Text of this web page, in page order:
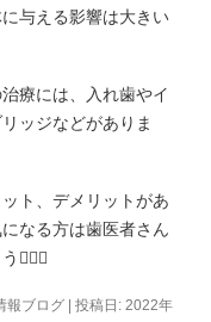
与える影響は大きい
療には、入れ歯やイ
ッジなどがありま
ト、デメリットがあ
なる方は歯医者さん
👩🏻‍⚕️
報ブログ | 投稿日:2022年